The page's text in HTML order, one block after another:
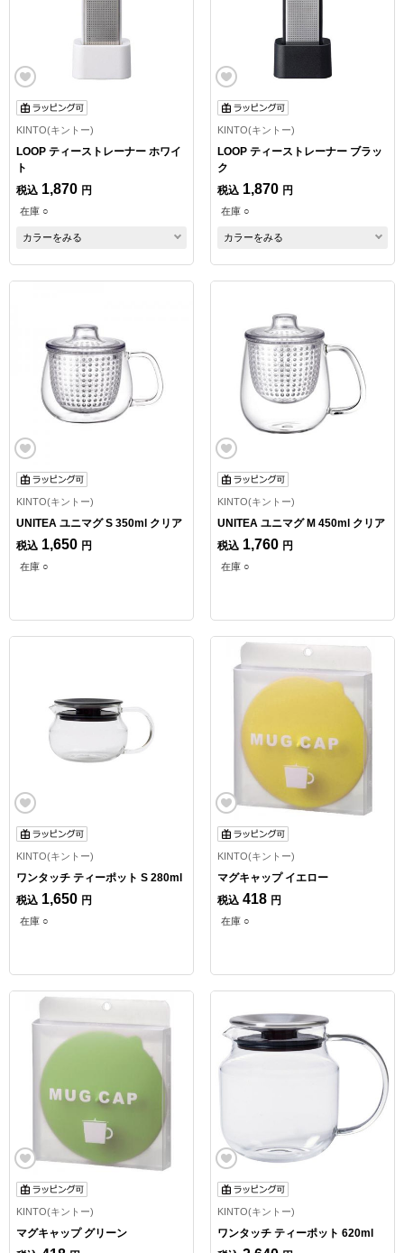
KINTO(キントー)
LOOP ティーストレーナー ホワイ
ト
税込 1,870 円
在庫 ○
カラーをみる
KINTO(キントー)
LOOP ティーストレーナー ブラッ
ク
税込 1,870 円
在庫 ○
カラーをみる
KINTO(キントー)
UNITEA ユニマグ S 350ml クリア
税込 1,650 円
在庫 ○
KINTO(キントー)
UNITEA ユニマグ M 450ml クリア
税込 1,760 円
在庫 ○
KINTO(キントー)
ワンタッチ ティーポット S 280ml
税込 1,650 円
在庫 ○
KINTO(キントー)
マグキャップ イエロー
税込 418 円
在庫 ○
KINTO(キントー)
マグキャップ グリーン
KINTO(キントー)
ワンタッチ ティーポット 620ml